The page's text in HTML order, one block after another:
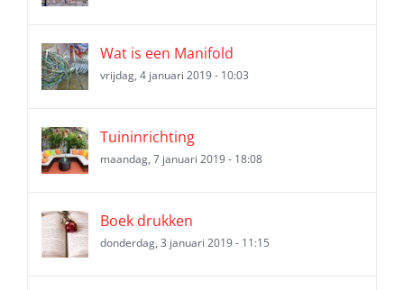
Wat is een Manifold
vrijdag, 4 januari 2019 - 10:03
Tuininrichting
maandag, 7 januari 2019 - 18:08
Boek drukken
donderdag, 3 januari 2019 - 11:15